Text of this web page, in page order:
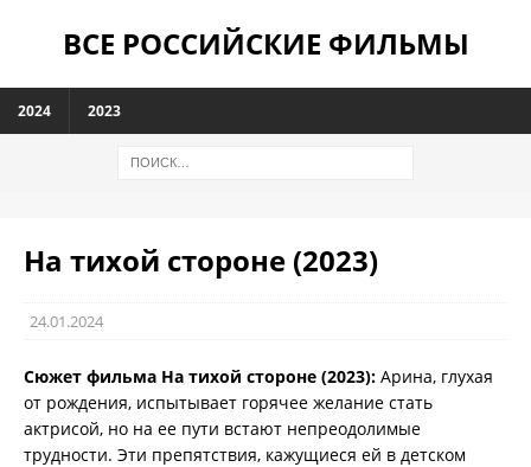
ВСЕ РОССИЙСКИЕ ФИЛЬМЫ
2024 2023
На тихой стороне (2023)
24.01.2024
Сюжет фильма На тихой стороне (2023): Арина, глухая
от рождения, испытывает горячее желание стать
актрисой, но на ее пути встают непреодолимые
трудности. Эти препятствия, кажущиеся ей в детском